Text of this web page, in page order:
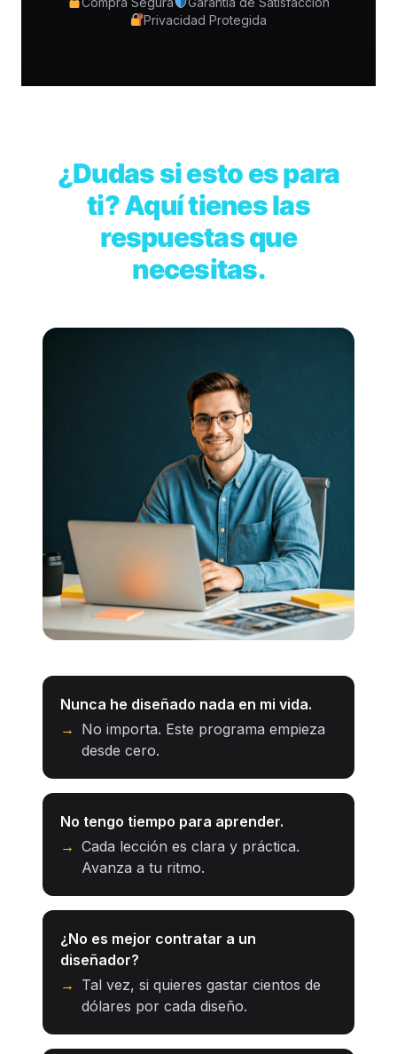
Privacidad Protegida
¿Dudas si esto es para
ti? Aquí tienes las
respuestas que
necesitas.
Nunca he diseñado nada en mi vida.
→ No importa. Este programa empieza
desde cero.
No tengo tiempo para aprender.
→ Cada lección es clara y práctica.
Avanza a tu ritmo.
¿No es mejor contratar a un
diseñador?
→ Tal vez, si quieres gastar cientos de
dólares por cada diseño.